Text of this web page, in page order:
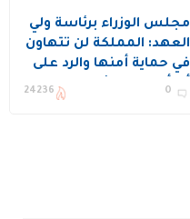
مجلس الوزراء برئاسة ولي
العهد: المملكة لن تتهاون
في حماية أمنها والرد على
أي أعمال عدائية
0
24236